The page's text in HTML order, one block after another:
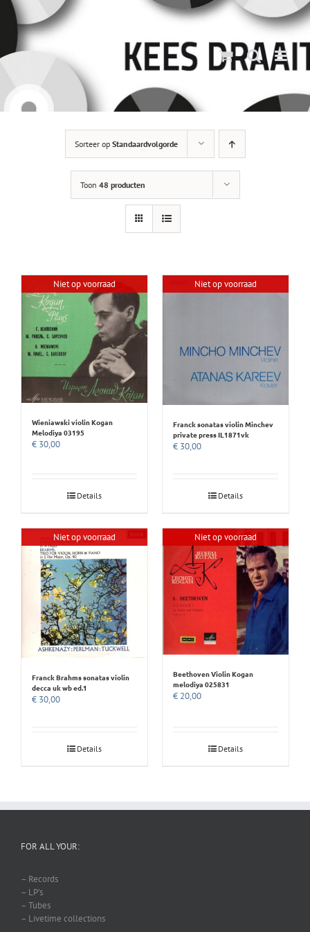
inhoud
Sorteer op Standaardvolgorde
Toon 48 producten
Niet op voorraad
Wieniawski violin Kogan
Melodiya 03195
€ 30,00
Details
Niet op voorraad
Franck sonatas violin Minchev
private press IL1871vk
€ 30,00
Details
Niet op voorraad
Franck Brahms sonatas violin
decca uk wb ed.1
€ 30,00
Details
Niet op voorraad
Beethoven Violin Kogan
melodiya 025831
€ 20,00
Details
FOR ALL YOUR:
– Records
– LP’s
– Tubes
– Livetime collections